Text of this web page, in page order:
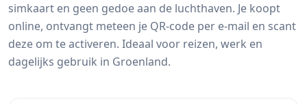
simkaart en geen gedoe aan de luchthaven. Je koopt
online, ontvangt meteen je QR-code per e-mail en scant
deze om te activeren. Ideaal voor reizen, werk en
dagelijks gebruik in Groenland.